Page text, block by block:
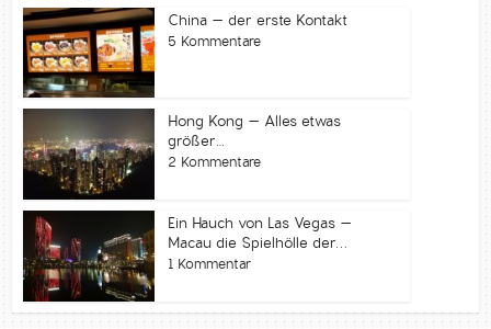
China – der erste Kontakt
5 Kommentare
Hong Kong – Alles etwas
größer…
2 Kommentare
Ein Hauch von Las Vegas –
Macau die Spielhölle der...
1 Kommentar